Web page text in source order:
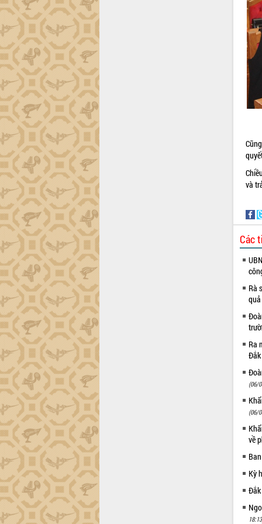
và
Các
Rà
Ra
Đắk
(06/
(06/
về
Kỳ